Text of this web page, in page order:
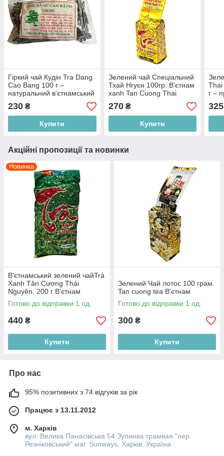
Гіркий чай Кудін Tra Dang
Cao Bang 100 г –
натуральний в'єтнамський
чай
230 ₴
Купити
Зелений чай Спеціальний
Тхай Нгуєн 100гр. В'єтнам
xanh Tan Cuong Thai
Nguyen
270₴
Купити
Thai
г –
чай
325
Акційні пропозиції та новинки
Новинка
В'єтнамський зелений чайTrà
Xanh Tân Cương Thái
Nguyên, 200 г В'єтнам
Готово до відправки 1 од.
440 ₴
Купити
Зелений Чай лотос 100 грам.
Tan cuong tea В'єтнам
Готово до відправки 1 од.
300 ₴
Купити
Про нас
95% позитивних з 74 відгуків за рік
Працює з 13.11.2012
м. Харків
вул. Велика Панасівська 54 Зупинка трамвая "пер.
Резніковський" маг. Sunways, Харків, Україна